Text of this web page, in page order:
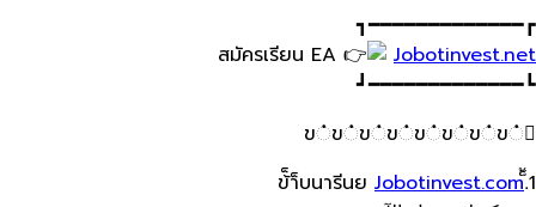
┏━━━━━━━━━━━━━┓
สมัครเรียน​ EA
Jobotinvest.net
┗━━━━━━━━━━━━━┛
ข்ข்ข்ข்ข்ข்ข்ข்
1.็้ข้็า็บนารีนย
Jobotinvest.com